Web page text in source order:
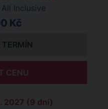
All Inclusive
Kč
CENU
2027 (9 dní)